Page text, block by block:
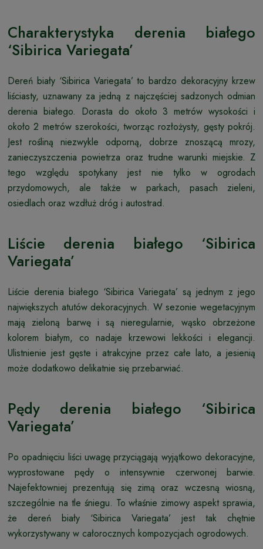
Charakterystyka derenia białego
‘Sibirica Variegata’
Dereń biały ‘Sibirica Variegata’ to bardzo dekoracyjny krzew
liściasty, uznawany za jedną z najczęściej sadzonych odmian
derenia białego. Dorasta do około 3 metrów wysokości i
około 2 metrów szerokości, tworząc rozłożysty, gęsty pokrój.
Jest rośliną niezwykle odporną, dobrze znoszącą mrozy,
zanieczyszczenia powietrza oraz trudne warunki miejskie. Z
tego względu spotykany jest nie tylko w ogrodach
przydomowych, ale także w parkach, pasach zieleni,
osiedlach oraz wzdłuż dróg i autostrad.
Liście derenia białego ‘Sibirica
Variegata’
Liście derenia białego ‘Sibirica Variegata’ są jednym z jego
największych atutów dekoracyjnych. W sezonie wegetacyjnym
mają zieloną barwę i są nieregularnie, wąsko obrzeżone
kolorem białym, co nadaje krzewowi lekkości i elegancji.
Ulistnienie jest gęste i atrakcyjne przez całe lato, a jesienią
może dodatkowo delikatnie się przebarwiać.
Pędy derenia białego ‘Sibirica
Variegata’
Po opadnięciu liści uwagę przyciągają wyjątkowo dekoracyjne,
wyprostowane pędy o intensywnie czerwonej barwie.
Najefektowniej prezentują się zimą oraz wczesną wiosną,
szczególnie na tle śniegu. To właśnie zimowy aspekt sprawia,
że dereń biały ‘Sibirica Variegata’ jest tak chętnie
wykorzystywany w całorocznych kompozycjach ogrodowych.